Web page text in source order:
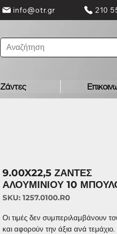
info@otr.gr 210
Ζάντες
9.00X22,5 ΖΑΝΤΕΣ
ΑΛΟΥΜΙΝΙΟΥ 10
SKU: 1257.0100.R0
Οι τιμές δεν συμπεριλαμβάνουν
και αφορούν την άξια ανά τεμάχιο.